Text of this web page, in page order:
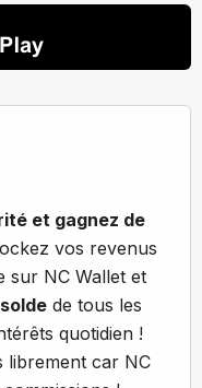
et gagnez de
vos revenus
sur NC Wallet et
de tous les
quotidien !
librement car NC